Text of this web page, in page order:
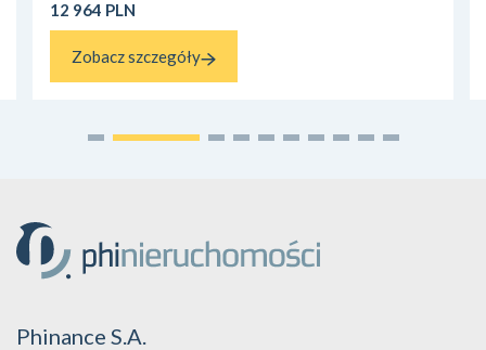
12 964 PLN
Zobacz szczegóły
Phinance S.A.